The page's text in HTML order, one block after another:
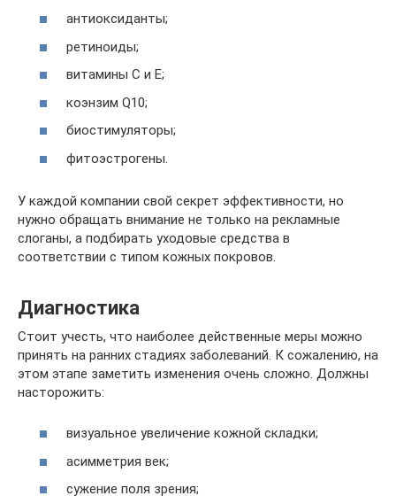
антиоксиданты;
ретиноиды;
витамины С и Е;
коэнзим Q10;
биостимуляторы;
фитоэстрогены.
У каждой компании свой секрет эффективности, но
нужно обращать внимание не только на рекламные
слоганы, а подбирать уходовые средства в
соответствии с типом кожных покровов.
Диагностика
Стоит учесть, что наиболее действенные меры можно
принять на ранних стадиях заболеваний. К сожалению, на
этом этапе заметить изменения очень сложно. Должны
насторожить:
визуальное увеличение кожной складки;
асимметрия век;
сужение поля зрения;